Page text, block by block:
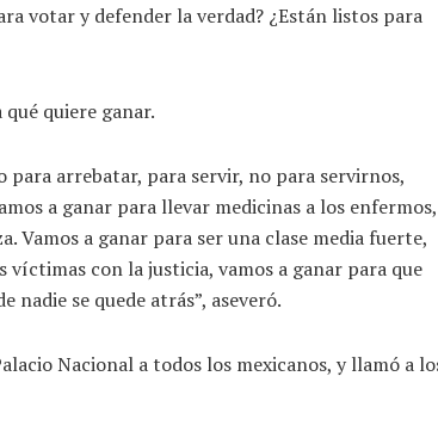
votar y defender la verdad? ¿Están listos para
quiere ganar.
arrebatar, para servir, no para servirnos,
a ganar para llevar medicinas a los enfermos,
Vamos a ganar para ser una clase media fuerte,
con la justicia, vamos a ganar para que
se quede atrás”, aseveró.
Nacional a todos los mexicanos, y llamó a